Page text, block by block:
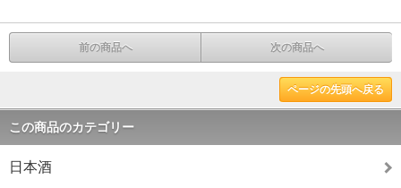
前の商品へ 次の商品へ
ページの先頭へ戻る
この商品のカテゴリー
日本酒